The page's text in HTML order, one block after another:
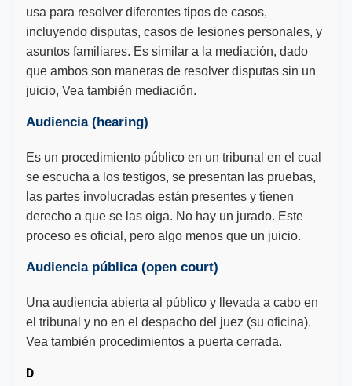
usa para resolver diferentes tipos de casos,
incluyendo disputas, casos de lesiones personales, y
asuntos familiares. Es similar a la mediación, dado
que ambos son maneras de resolver disputas sin un
juicio, Vea también mediación.
Audiencia (hearing)
Es un procedimiento público en un tribunal en el cual
se escucha a los testigos, se presentan las pruebas,
las partes involucradas están presentes y tienen
derecho a que se las oiga. No hay un jurado. Este
proceso es oficial, pero algo menos que un juicio.
Audiencia pública (open court)
Una audiencia abierta al público y llevada a cabo en
el tribunal y no en el despacho del juez (su oficina).
Vea también procedimientos a puerta cerrada.
D